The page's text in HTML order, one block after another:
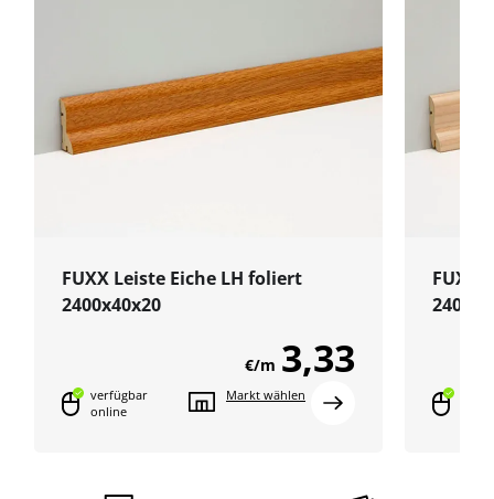
FUXX Leiste Eiche LH foliert
2400x40x20
€/m 3,33
verfügbar
online
Markt wählen
FUXX